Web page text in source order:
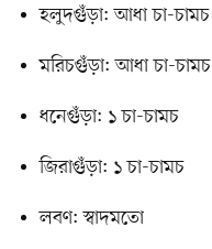
হলুদগুঁড়া: আধা চা-চামচ
মরিচগুঁড়া: আধা চা-চামচ
ধনেগুঁড়া: ১ চা-চামচ
জিরাগুঁড়া: ১ চা-চামচ
লবণ: স্বাদমতো